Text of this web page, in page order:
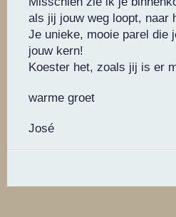
als jij jouw weg loopt, naar
Je unieke, mooie parel die
jouw kern!
Koester het, zoals jij is er
warme groet
José